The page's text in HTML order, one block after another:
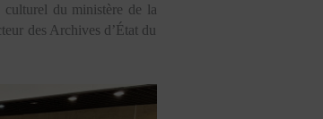
du ministère de la
des Archives d’État du